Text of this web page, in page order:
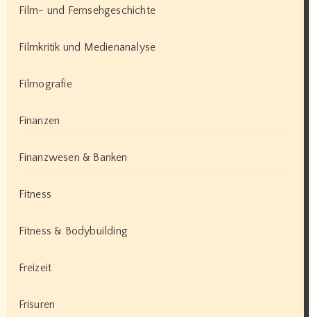
Film- und Fernsehgeschichte
Filmkritik und Medienanalyse
Filmografie
Finanzen
Finanzwesen & Banken
Fitness
Fitness & Bodybuilding
Freizeit
Frisuren